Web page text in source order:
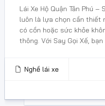
Lái Xe Hộ Quận Tân Phú
luôn là lựa chọn cần thiết
có cồn hoặc sức khỏe
thông. Với Say Gọi Xế,
Nghề lái xe